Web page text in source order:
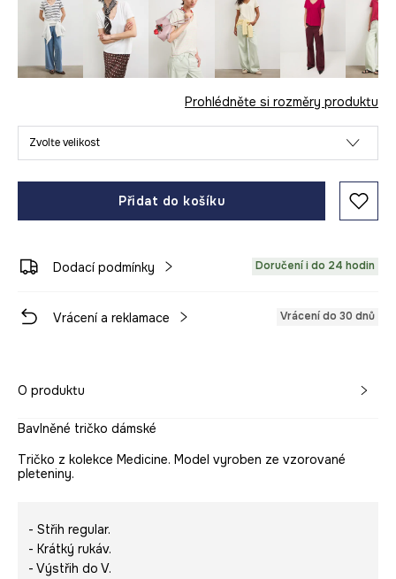
Prohlédněte si rozměry produktu
Zvolte velikost
Přidat do košíku
Dodací podmínky Doručení i do 24 hodin
Vrácení a reklamace Vrácení do 30 dnů
O produktu
Bavlněné tričko dámské
Tričko z kolekce Medicine. Model vyroben ze vzorované
pleteniny.
- Střih regular.
- Krátký rukáv.
- Výstřih do V.